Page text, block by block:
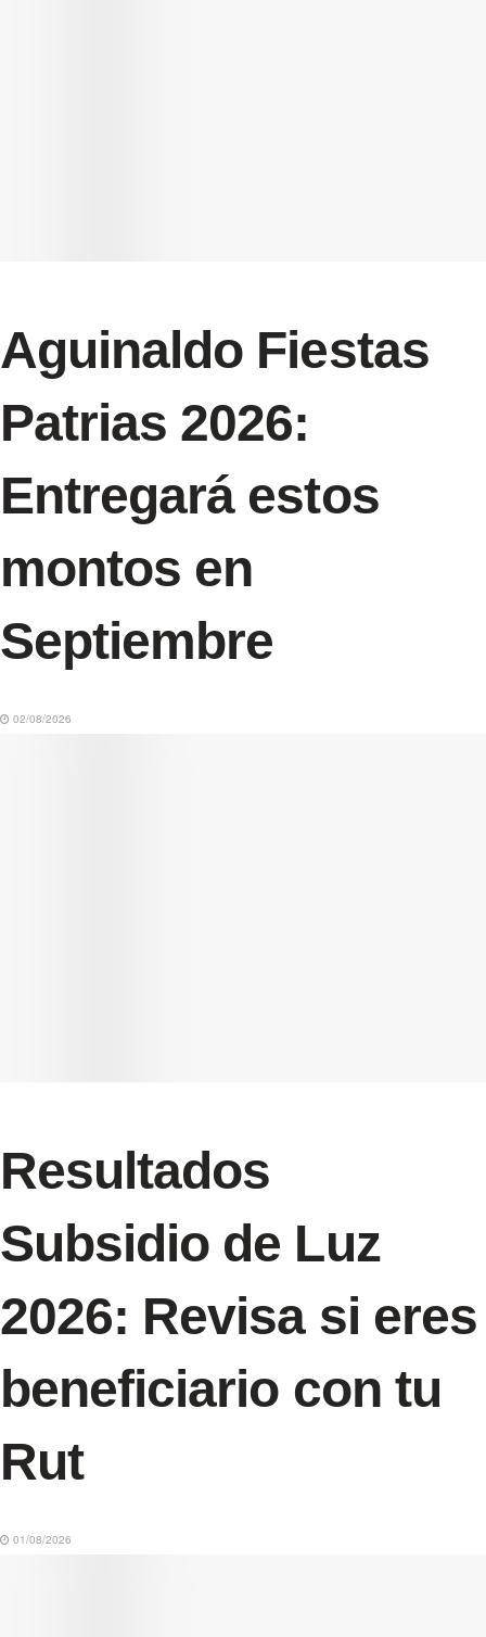
Aguinaldo Fiestas
Patrias 2026:
Entregará estos
montos en
Septiembre
02/08/2026
Resultados
Subsidio de Luz
2026: Revisa si eres
beneficiario con tu
Rut
01/08/2026